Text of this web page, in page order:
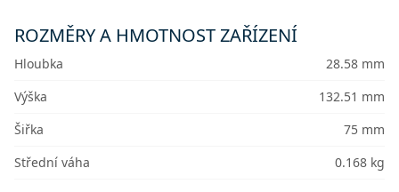
ROZMĚRY A HMOTNOST ZAŘÍZENÍ
Hloubka
28.58 mm
Výška
132.51 mm
Šiřka
75 mm
Střední váha
0.168 kg